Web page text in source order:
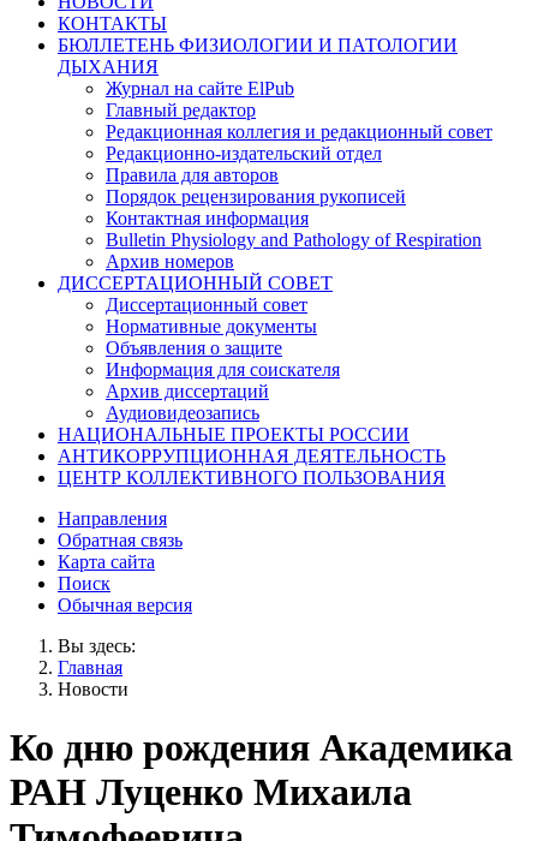
КОНТАКТЫ
БЮЛЛЕТЕНЬ ФИЗИОЛОГИИ И ПАТОЛОГИИ
ДЫХАНИЯ
Журнал на сайте ElPub
Главный редактор
Редакционная коллегия и редакционный совет
Редакционно-издательский отдел
Правила для авторов
Порядок рецензирования рукописей
Контактная информация
Bulletin Physiology and Pathology of Respiration
Архив номеров
ДИССЕРТАЦИОННЫЙ СОВЕТ
Диссертационный совет
Нормативные документы
Объявления о защите
Информация для соискателя
Архив диссертаций
Аудиовидеозапись
НАЦИОНАЛЬНЫЕ ПРОЕКТЫ РОССИИ
АНТИКОРРУПЦИОННАЯ ДЕЯТЕЛЬНОСТЬ
ЦЕНТР КОЛЛЕКТИВНОГО ПОЛЬЗОВАНИЯ
Направления
Обратная связь
Карта сайта
Поиск
Обычная версия
Вы здесь:
Главная
Новости
Ко дню рождения Академика
РАН Луценко Михаила